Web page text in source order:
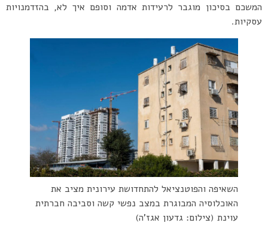
המשכם בסיכון מוגבר לרעידות אדמה וסופם איך לא, בהזדמנויות
עסקיות.
השאיפה והפוטנציאל להתחדושת עירונית מציב את
האוכלוסיה המבוגרת במצב נפשי קשה וסביבה חברתית
עוינת (צילום: גדעון אגז’ה)